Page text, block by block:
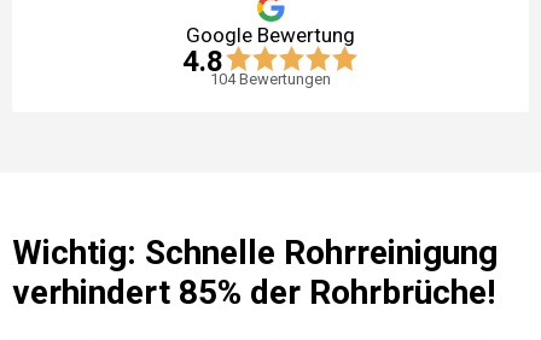
Google Bewertung
4.8
104Bewertungen
Wichtig: Schnelle Rohrreinigung
verhindert 85% der Rohrbrüche!